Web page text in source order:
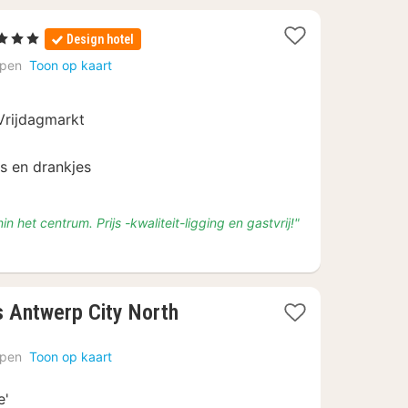
Design hotel
Toon op kaart
en drankjes
het centrum. Prijs -kwaliteit-ligging en gastvrij!"
Antwerp City North
Toon op kaart